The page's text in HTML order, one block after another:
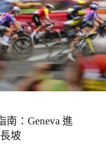
南：Geneva 進
坡